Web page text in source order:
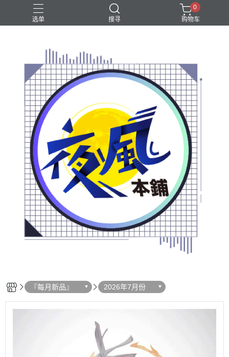
选单 搜寻
0
购物车
『每月新品』 2026年7月份